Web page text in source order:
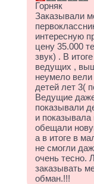
Горняк
Заказывали
интересную
цену 35.000
звук) . В
ведущих ,
неумело
детей лет 3(
Ведущие
показывали
и
обещали
а в итоге в
не смогли
очень тесно.
заказывать
обман.!!!